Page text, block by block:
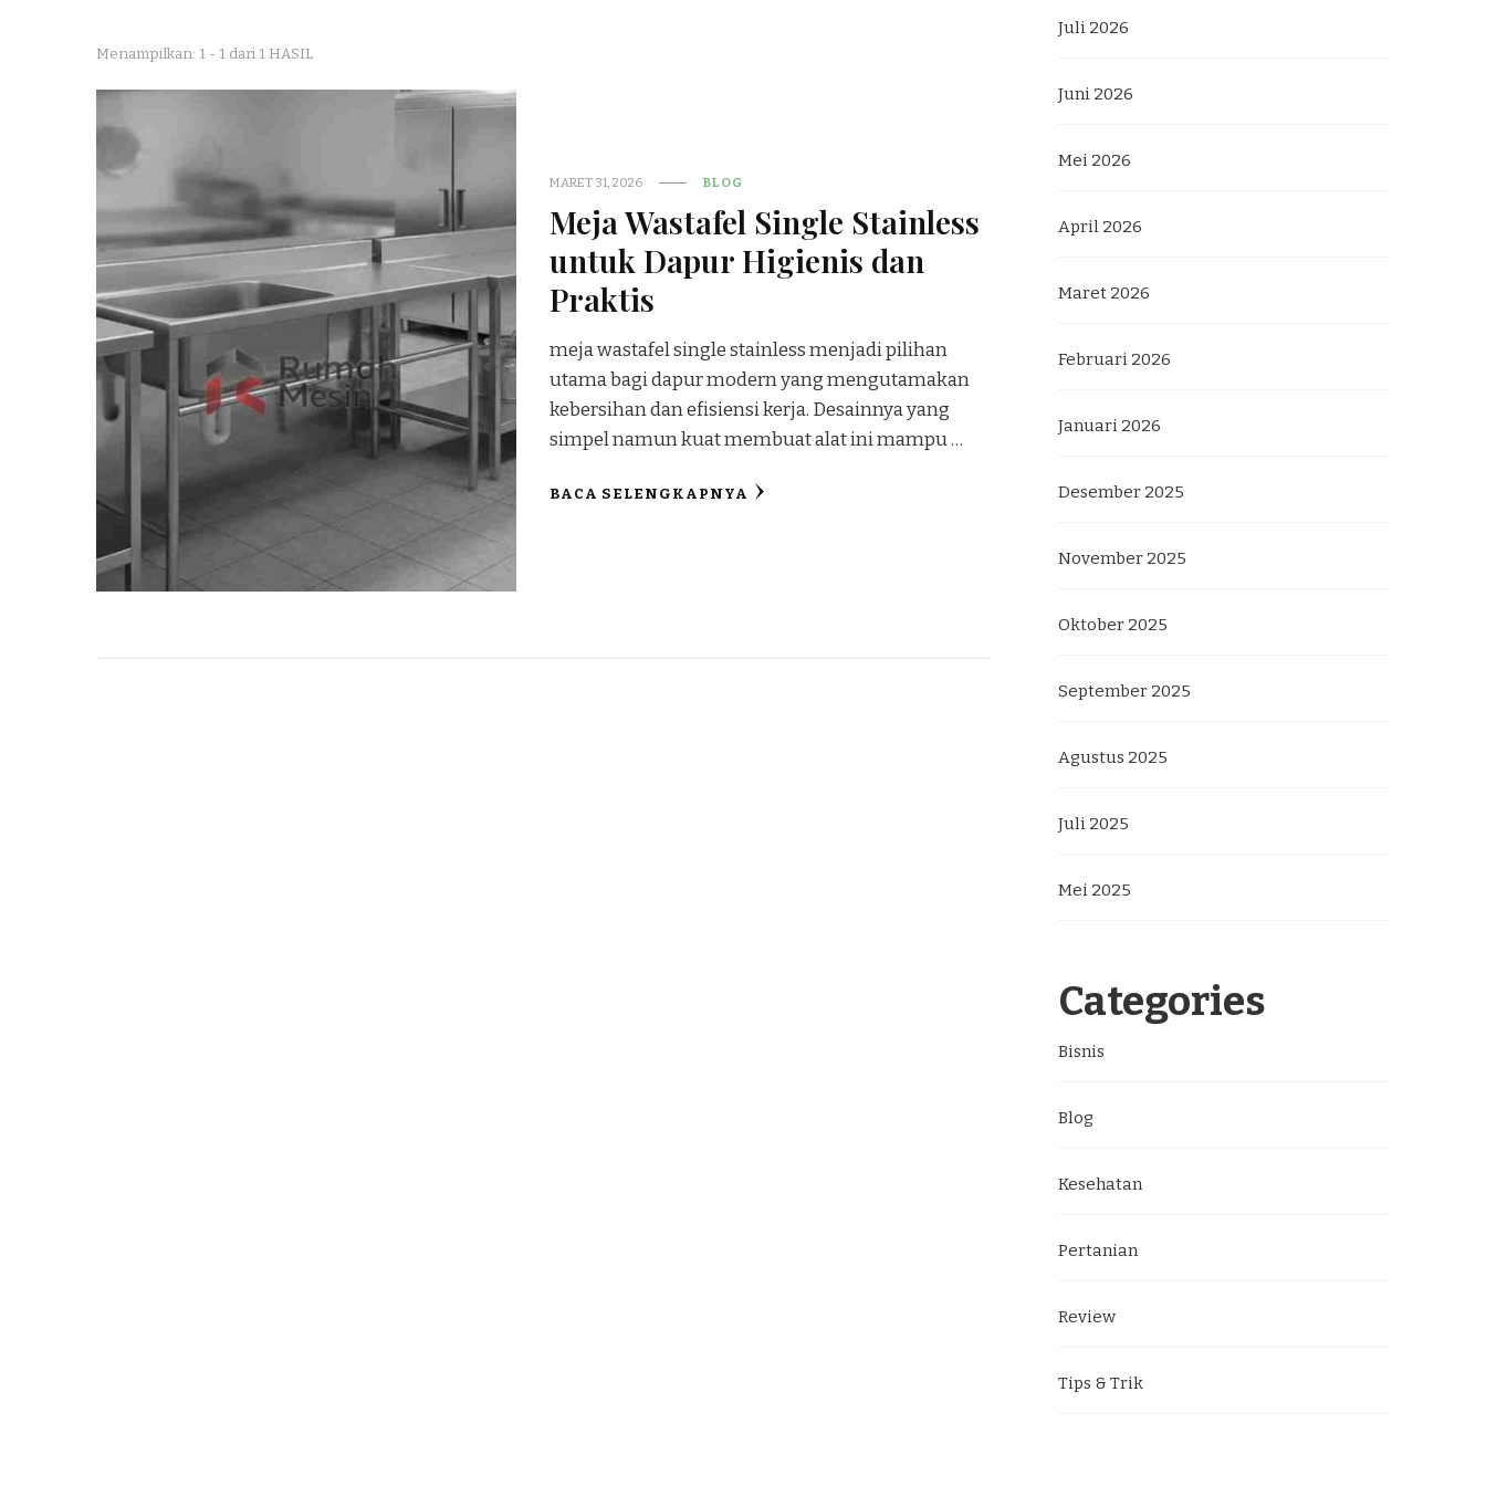
Menampilkan: 1 - 1 dari 1 HASIL
MARET 31, 2026 BLOG
Meja Wastafel Single Stainless
untuk Dapur Higienis dan
Praktis
meja wastafel single stainless menjadi pilihan
utama bagi dapur modern yang mengutamakan
kebersihan dan efisiensi kerja. Desainnya yang
simpel namun kuat membuat alat ini mampu …
BACA SELENGKAPNYA
Juli 2026
Juni 2026
Mei 2026
April 2026
Maret 2026
Februari 2026
Januari 2026
Desember 2025
November 2025
Oktober 2025
September 2025
Agustus 2025
Juli 2025
Mei 2025
Categories
Bisnis
Blog
Kesehatan
Pertanian
Review
Tips & Trik